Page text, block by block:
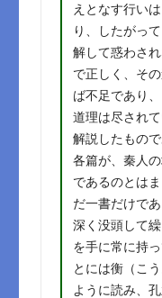
えとなす行い
り、したがっ
解して惑わさ
で正しく、そ
ば不足であり
道理は尽され
解説したもの
各篇が、秦人
であるのとは
だ一書だけで
深く没頭して
を手に常に持
とには衡（こ
ように読み、